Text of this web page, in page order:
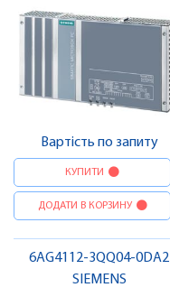
Вартість по запиту
КУПИТИ
ДОДАТИ В КОРЗИНУ
6AG4112-3QQ04-0DA2
SIEMENS